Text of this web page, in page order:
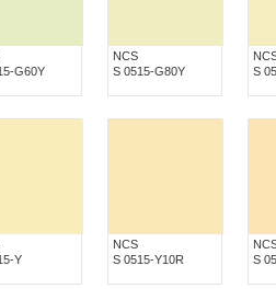
G60Y
NCS
S 0515-G80Y
S
Y
NCS
S 0515-Y10R
S